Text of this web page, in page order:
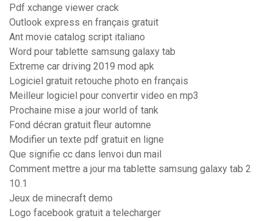
Pdf xchange viewer crack
Outlook express en français gratuit
Ant movie catalog script italiano
Word pour tablette samsung galaxy tab
Extreme car driving 2019 mod apk
Logiciel gratuit retouche photo en français
Meilleur logiciel pour convertir video en mp3
Prochaine mise a jour world of tank
Fond décran gratuit fleur automne
Modifier un texte pdf gratuit en ligne
Que signifie cc dans lenvoi dun mail
Comment mettre a jour ma tablette samsung galaxy tab 2
10.1
Jeux de minecraft demo
Logo facebook gratuit a telecharger